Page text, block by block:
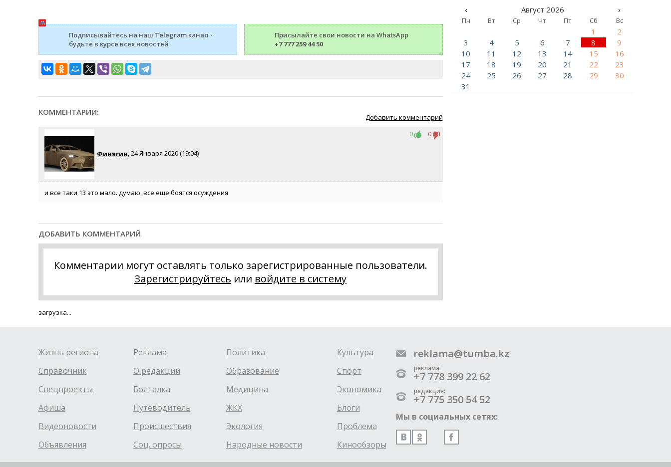
Подписывайтесь на наш Telegram канал -
будьте в курсе всех новостей
Присылайте свои новости на WhatsApp
+7 777 259 44 50
КОММЕНТАРИИ:
Добавить комментарий
Финягин, 24 Января 2020 (19:04)
0 0
и все таки 13 это мало. думаю, все еще боятся осуждения
ДОБАВИТЬ КОММЕНТАРИЙ
Комментарии могут оставлять только зарегистрированные пользователи.
Зарегистрируйтесь или войдите в систему
загрузка...
‹ Август 2026 ›
Пн Вт Ср Чт Пт Сб Вс
1
2
3
4 5 6 7 8
9
10
11 12 13 14 15
16
17
18 19 20 21 22
23
24
25 26 27 28 29
30
31
Жизнь региона
Справочник
Спецпроекты
Афиша
Видеоновости
Объявления
Реклама
О редакции
Болталка
Путеводитель
Происшествия
Соц. опросы
Политика
Образование
Медицина
ЖКХ
Экология
Народные новости
Культура
Спорт
Экономика
Блоги
Проблема
Кинообзоры
reklama@tumba.kz
реклама:
+7 778 399 22 62
редакция:
+7 775 350 54 52
Мы в социальных сетях: